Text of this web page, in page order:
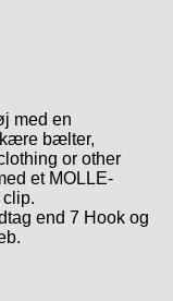
med en
bælter,
or other
et MOLLE-
end 7 Hook og